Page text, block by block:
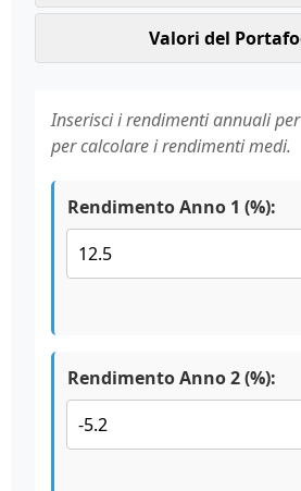
Valori del
Inserisci i rendimenti annuali
per calcolare i rendimenti medi.
Rendimento Anno 1 (%):
Rendimento Anno 2 (%):